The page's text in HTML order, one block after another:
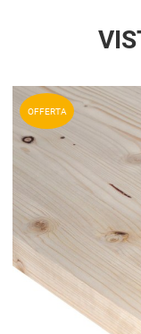
OFFERTA